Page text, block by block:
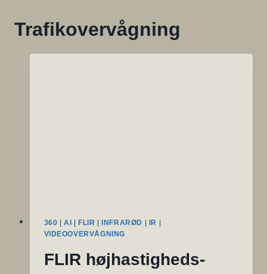
Trafikovervågning
360 |AI |FLIR |INFRARØD | IR |
VIDEOOVERVÅGNING
FLIR højhastigheds-